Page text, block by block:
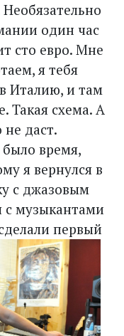
один час
сто евро. Мне
я тебя
Италию, и там
Такая схема. А
не даст.
время,
я вернулся в
с джазовым
с музыкантами
первый